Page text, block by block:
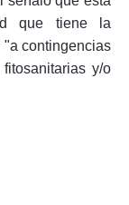
que tiene la
"a contingencias
y/o